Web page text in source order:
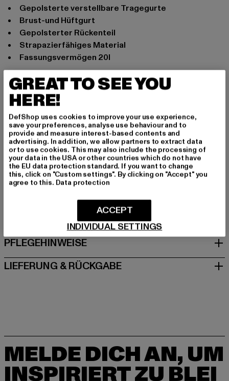
Gepolsterte verstellbare Tragegurte
Brust-und Hüftgurt
Gepolsterter Rückenteil
Strapazierfähiges Material
Fassungsvermögen 20l
Anlass: Alltag, Freizeit
Marke: Forvert
Kat.: Accessories
Hersteller Farbe: dark grey
Materialzusammensetzung: 100% Polyester
Art.Nr: FV8611-00432
Hersteller: Brandit Textil GmbH |info@brandit-wear.com
Spichernstraße 6a | 50672 Köln | DE
GRÖSSE & PASSFORM
PFLEGEHINWEISE
LIEFERUNG & RÜCKGABE
MELDE DICH AN, UM
INSPIRIERT ZU BLEI
GREAT TO SEE YOU
HERE!
DefShop uses cookies to improve your use experience,
save your preferences, analyse use behaviour and to
provide and measure interest-based contents and
advertising. In addition, we allow partners to extract data
or to use cookies. This may also include the processing of
your data in the USA or other countries which do not have
the EU data protection standard. If you want to change
this, click on "Custom settings". By clicking on "Accept" you
agree to this. Data protection
INDIVIDUAL SETTINGS
ACCEPT